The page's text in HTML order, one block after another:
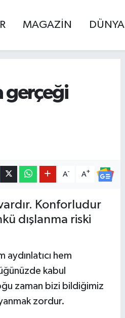
MAGAZİN DÜNYA
gerçeği
A- A+
Konforludur
dışlanma riski
aydınlatıcı hem
kabul
zaman bizi bildiğimiz
zordur.